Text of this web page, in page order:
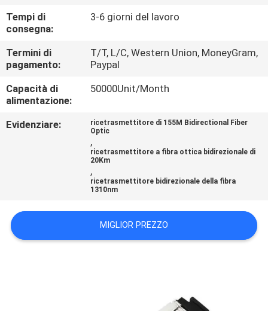
CONTATTICI
NOTIZIE
CASI
MAPPA
PRIVACY
POLICY
Tempi di
consegna:
3-6 giorni del lavoro
Termini di
pagamento:
T/T, L/C, Western Union, MoneyGram,
Paypal
Capacità di
alimentazione:
50000Unit/Month
Evidenziare:
ricetrasmettitore di 155M Bidirectional Fiber
Optic
,
ricetrasmettitore a fibra ottica bidirezionale di
20Km
,
ricetrasmettitore bidirezionale della fibra
1310nm
MIGLIOR PREZZO